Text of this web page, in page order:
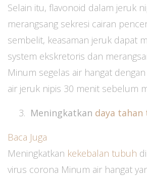
Selain itu, flavonoid dalam jeruk
merangsang sekresi cairan
sembelit, keasaman jeruk dapat
system ekskretoris dan
Minum segelas air hangat
air jeruk nipis 30 menit sebelum
Meningkatkan daya tahan
Baca Juga
Meningkatkan kekebalan tubuh
virus corona Minum air hangat